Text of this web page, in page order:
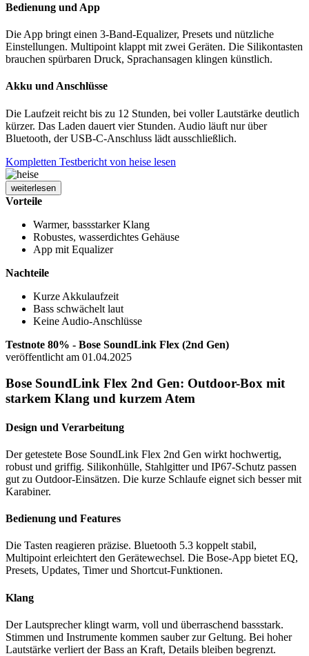
Bedienung und App
Die App bringt einen 3-Band-Equalizer, Presets und nützliche
Einstellungen. Multipoint klappt mit zwei Geräten. Die Silikontasten
brauchen spürbaren Druck, Sprachansagen klingen künstlich.
Akku und Anschlüsse
Die Laufzeit reicht bis zu 12 Stunden, bei voller Lautstärke deutlich
kürzer. Das Laden dauert vier Stunden. Audio läuft nur über
Bluetooth, der USB-C-Anschluss lädt ausschließlich.
Kompletten Testbericht von heise lesen
weiterlesen
Vorteile
Warmer, bassstarker Klang
Robustes, wasserdichtes Gehäuse
App mit Equalizer
Nachteile
Kurze Akkulaufzeit
Bass schwächelt laut
Keine Audio-Anschlüsse
Testnote 80% - Bose SoundLink Flex (2nd Gen)
veröffentlicht am 01.04.2025
Bose SoundLink Flex 2nd Gen: Outdoor-Box mit
starkem Klang und kurzem Atem
Design und Verarbeitung
Der getestete Bose SoundLink Flex 2nd Gen wirkt hochwertig,
robust und griffig. Silikonhülle, Stahlgitter und IP67-Schutz passen
gut zu Outdoor-Einsätzen. Die kurze Schlaufe eignet sich besser mit
Karabiner.
Bedienung und Features
Die Tasten reagieren präzise. Bluetooth 5.3 koppelt stabil,
Multipoint erleichtert den Gerätewechsel. Die Bose-App bietet EQ,
Presets, Updates, Timer und Shortcut-Funktionen.
Klang
Der Lautsprecher klingt warm, voll und überraschend bassstark.
Stimmen und Instrumente kommen sauber zur Geltung. Bei hoher
Lautstärke verliert der Bass an Kraft, Details bleiben begrenzt.